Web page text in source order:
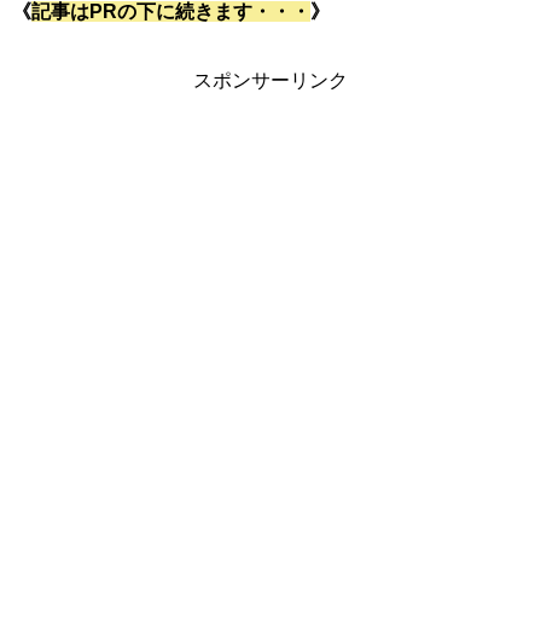
《記事はPRの下に続きます・・・ 》
スポンサーリンク